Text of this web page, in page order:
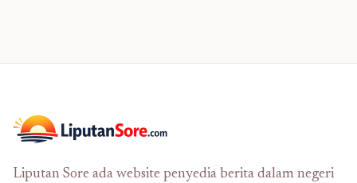
Liputan Sore ada website penyedia berita dalam negeri